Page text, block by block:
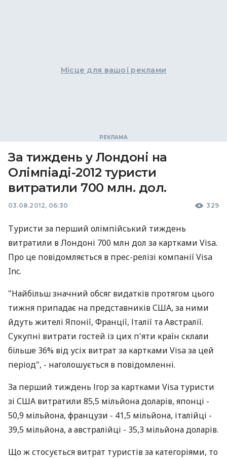
Місце для вашої реклами
За тиждень у Лондоні на
Олімпіаді-2012 туристи
витратили 700 млн. дол.
03.08.2012, 06:30 329
Туристи за перший олімпійський тиждень
витратили в Лондоні 700 млн дол за картками Visa.
Про це повідомляється в прес-релізі компанії Visa
Inc.
"Найбільш значний обсяг видатків протягом цього
тижня припадає на представників США, за ними
йдуть жителі Японії, Франції, Італії та Австралії.
Сукупні витрати гостей із цих п'яти країн склали
більше 36% від усіх витрат за картками Visa за цей
період", - наголошується в повідомленні.
За перший тиждень Ігор за картками Visa туристи
зі США витратили 85,5 мільйона доларів, японці -
50,9 мільйона, французи - 41,5 мільйона, італійці -
39,5 мільйона, а австралійці - 35,3 мільйона доларів.
Що ж стосується витрат туристів за категоріями, то